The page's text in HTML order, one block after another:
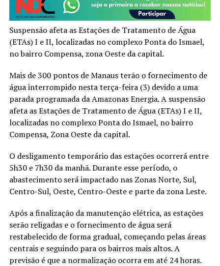
Suspensão afeta as Estações de Tratamento de Água
(ETAs) I e II, localizadas no complexo Ponta do Ismael,
no bairro Compensa, zona Oeste da capital.
Mais de 300 pontos de Manaus terão o fornecimento de
água interrompido nesta terça-feira (3) devido a uma
parada programada da Amazonas Energia. A suspensão
afeta as Estações de Tratamento de Água (ETAs) I e II,
localizadas no complexo Ponta do Ismael, no bairro
Compensa, Zona Oeste da capital.
O desligamento temporário das estações ocorrerá entre
5h30 e 7h30 da manhã. Durante esse período, o
abastecimento será impactado nas Zonas Norte, Sul,
Centro-Sul, Oeste, Centro-Oeste e parte da zona Leste.
Após a finalização da manutenção elétrica, as estações
serão religadas e o fornecimento de água será
restabelecido de forma gradual, começando pelas áreas
centrais e seguindo para os bairros mais altos. A
previsão é que a normalização ocorra em até 24 horas.